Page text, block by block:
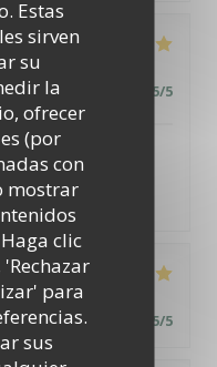
Estas
sirven
su
la
ofrecer
(por
con
mostrar
clic
para
sus
:5/5 Calidad / Precio 5/5
dans un cadre
et discret. Avons
:5/5 Calidad / Precio 5/5